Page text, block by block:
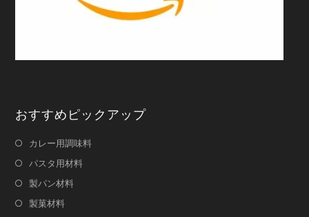
おすすめピックアップ
カレー用調味料
パスタ用材料
製パン材料
製菓材料